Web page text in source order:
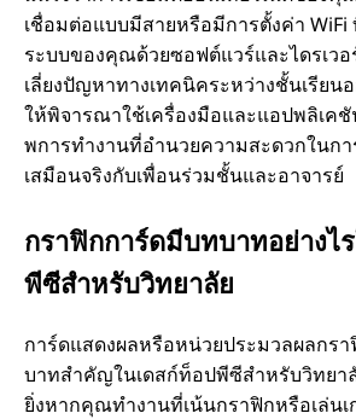
เชื่อมต่อแบบมีสายหรือมีการตั้งค่า WiFi
ระบบของคุณด้วยซอฟต์แวร์และไดรเว
เลี่ยงปัญหาทางเทคนิคระหว่างชั้นเรีย
ให้พิจารณาใช้เครื่องมือและแอปพลิเค
พการทํางานที่อํานวยความสะดวกในก
เสมือนจริงกับเพื่อนร่วมชั้นและอาจารย์
กราฟิกการ์ดมีบทบาทอย่างไ
พีซีสําหรับวิทยาลัย
การ์ดแสดงผลหรือหน่วยประมวลผลกรา
บาทสําคัญในเดสก์ท็อปพีซีสําหรับวิทยา
ยิ่งหากคุณทํางานที่เน้นกราฟิกหรือเล่น